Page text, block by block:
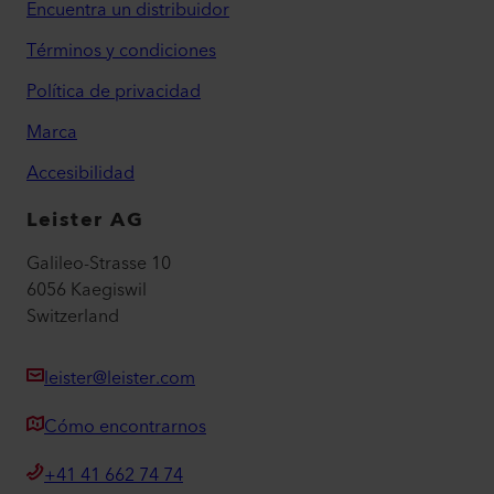
Encuentra un distribuidor
Términos y condiciones
Política de privacidad
Marca
Accesibilidad
Leister AG
Galileo-Strasse 10
6056 Kaegiswil
Switzerland
leister@leister.com
Cómo encontrarnos
+41 41 662 74 74